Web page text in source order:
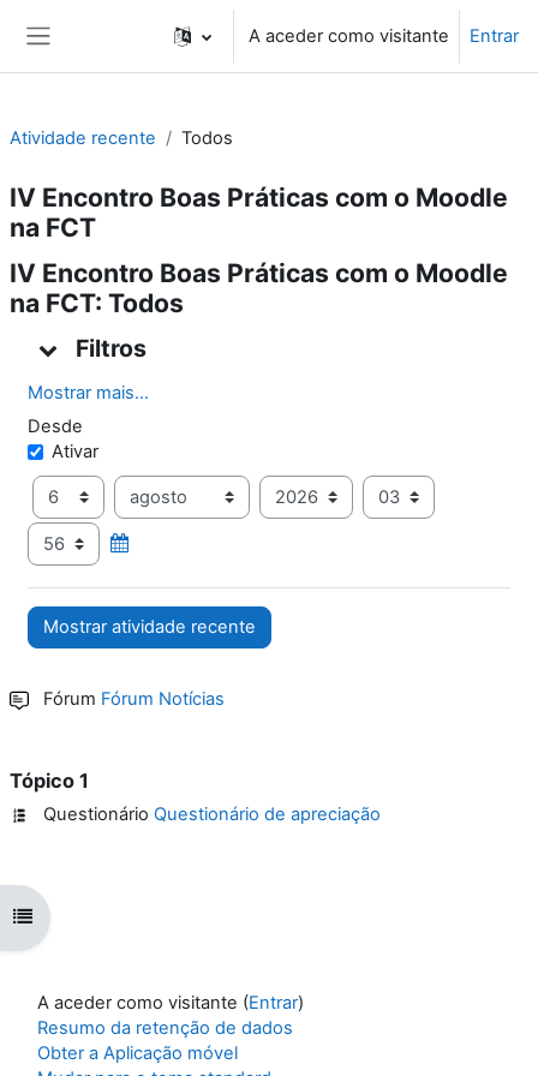
A aceder como visitante Entrar
Abrir índice da disciplina
Atividade recente Todos
IV Encontro Boas Práticas com o Moodle
na FCT
IV Encontro Boas Práticas com o Moodle
na FCT: Todos
Filtros
FiltrosFiltros
Mostrar mais…
Desde
Desde
Ativar
Dia
Mês Ano Hora
Minuto
Fórum Fórum Notícias
Tópico 1
Questionário Questionário de apreciação
A aceder como visitante (Entrar)
Resumo da retenção de dados
Obter a Aplicação móvel